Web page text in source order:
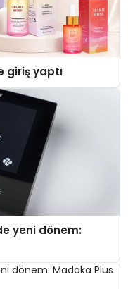
giriş yaptı
yeni dönem: